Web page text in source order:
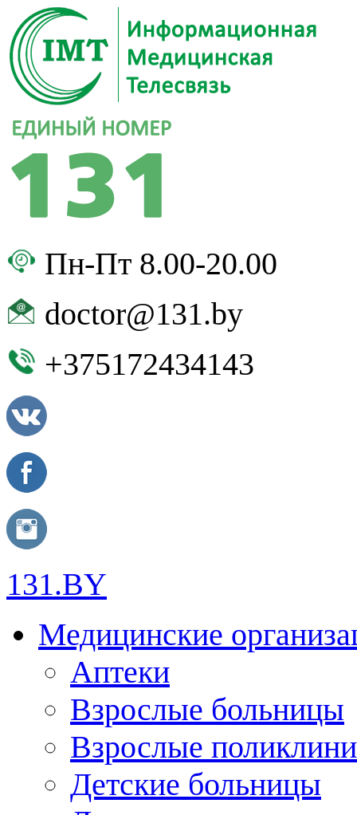
Пн-Пт 8.00-20.00
doctor@131.by
+375172434143
131.BY
Медицинские
Аптеки
Взрослые больницы
Взрослые
Детские больницы